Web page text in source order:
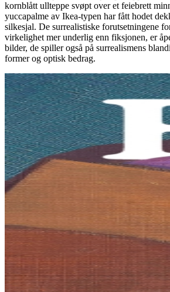
kornblått ullteppe svøpt over et feiebrett
yuccapalme av Ikea-typen har fått hodet
silkesjal. De surrealistiske forutsetningene
virkelighet mer underlig enn fiksjonen, er
bilder, de spiller også på surrealismens
former og optisk bedrag.